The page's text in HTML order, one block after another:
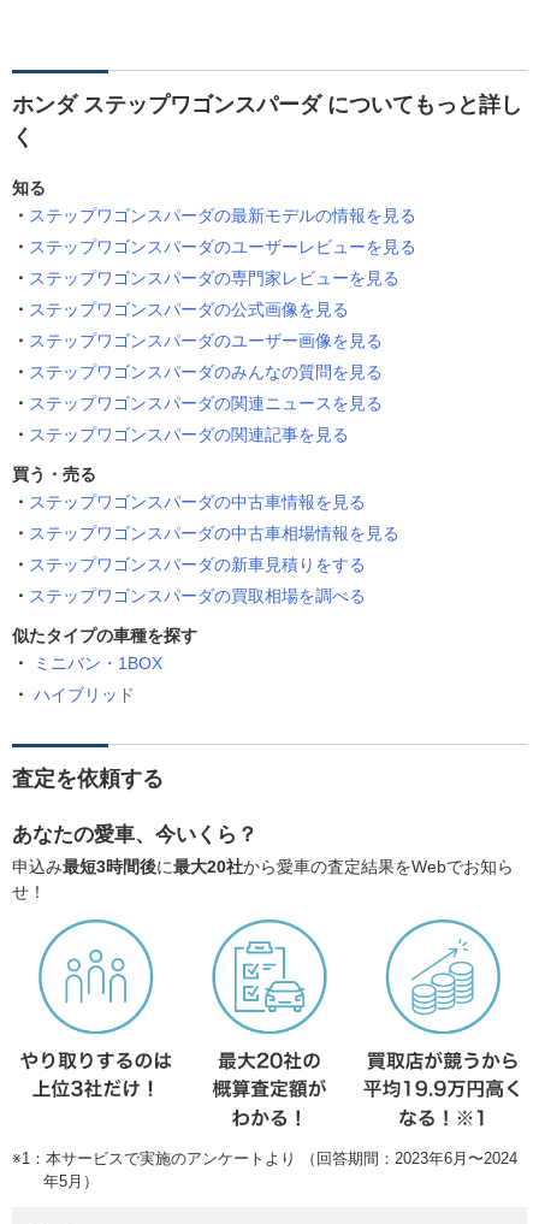
ホンダ ステップワゴンスパーダ についてもっと詳し
く
知る
ステップワゴンスパーダの最新モデルの情報を見る
ステップワゴンスパーダのユーザーレビューを見る
ステップワゴンスパーダの専門家レビューを見る
ステップワゴンスパーダの公式画像を見る
ステップワゴンスパーダのユーザー画像を見る
ステップワゴンスパーダのみんなの質問を見る
ステップワゴンスパーダの関連ニュースを見る
ステップワゴンスパーダの関連記事を見る
買う・売る
ステップワゴンスパーダの中古車情報を見る
ステップワゴンスパーダの中古車相場情報を見る
ステップワゴンスパーダの新車見積りをする
ステップワゴンスパーダの買取相場を調べる
似たタイプの車種を探す
ミニバン・1BOX
ハイブリッド
査定を依頼する
あなたの愛車、今いくら？
申込み最短3時間後に最大20社から愛車の査定結果をWebでお知ら
せ！
※1：本サービスで実施のアンケートより （回答期間：2023年6月〜2024
年5月）